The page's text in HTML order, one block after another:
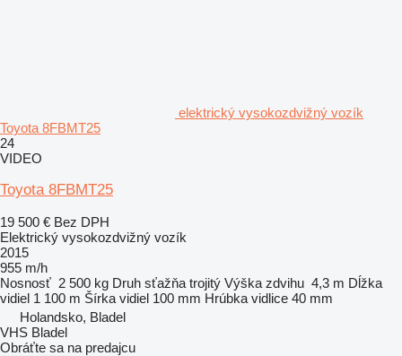
elektrický vysokozdvižný vozík
Toyota 8FBMT25
24
VIDEO
Toyota 8FBMT25
19 500 € Bez DPH
Elektrický vysokozdvižný vozík
2015
955 m/h
Nosnosť 2 500 kg Druh sťažňa trojitý Výška zdvihu 4,3 m Dĺžka
vidiel 1 100 m Šírka vidiel 100 mm Hrúbka vidlice 40 mm
Holandsko, Bladel
VHS Bladel
Obráťte sa na predajcu